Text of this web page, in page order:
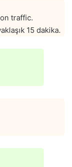
traffic.
15 dakika.